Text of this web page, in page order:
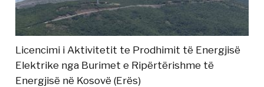
Licencimi i Aktivitetit te Prodhimit të Energjisë
Elektrike nga Burimet e Ripërtërishme të
Energjisë në Kosovë (Erës)